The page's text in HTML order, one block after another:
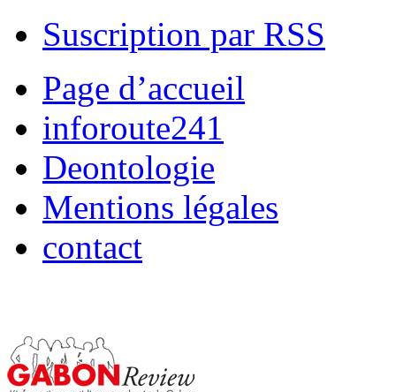
Suscription par RSS
Page d’accueil
inforoute241
Deontologie
Mentions légales
contact